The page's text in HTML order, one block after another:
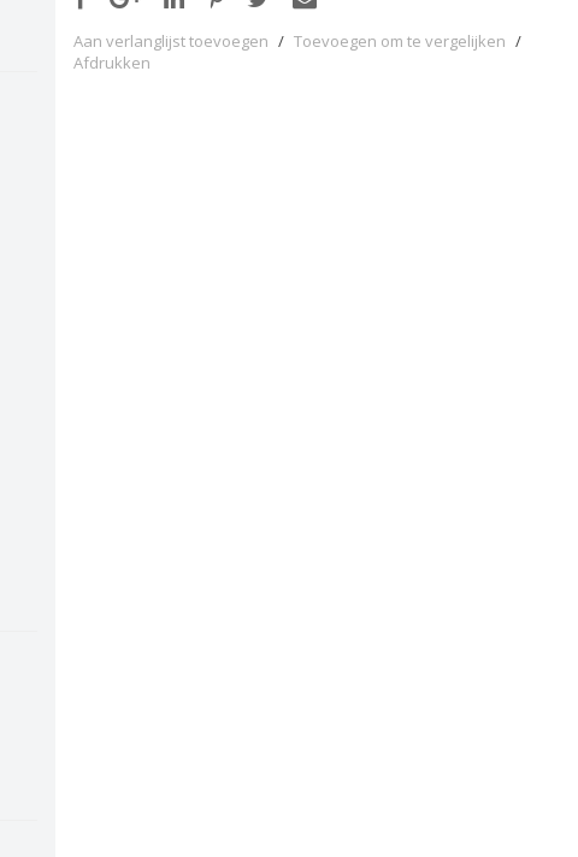
Aan verlanglijst toevoegen / Toevoegen om te vergelijken /
Afdrukken